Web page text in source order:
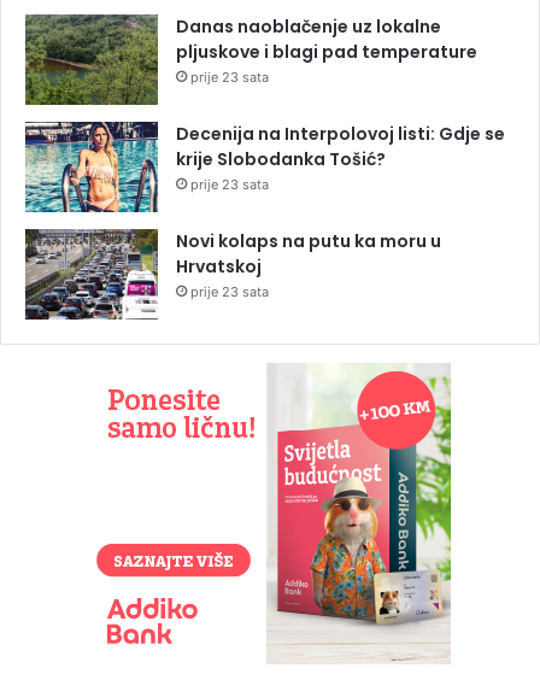
Danas naoblačenje uz lokalne
pljuskove i blagi pad temperature
prije 23 sata
Decenija na Interpolovoj listi: Gdje se
krije Slobodanka Tošić?
prije 23 sata
Novi kolaps na putu ka moru u
Hrvatskoj
prije 23 sata